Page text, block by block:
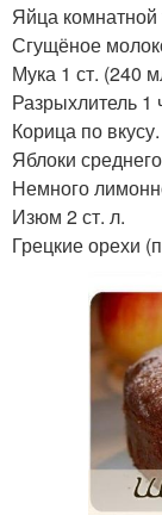
Яйца
Сгущёное
Мука 1 ст. (240
Разрыхлитель 1
Корица по вкусу.
Яблоки
Немного
Изюм 2 ст. л.
Грецкие орехи